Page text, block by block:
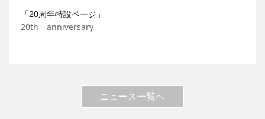
「20周年特設ページ」
20th anniversary
ニュース一覧へ